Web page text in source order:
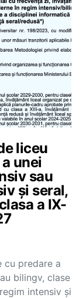
liceu
unei
sau
și seral,
a IX-
cu predare a
bilingv, clase
intensiv și